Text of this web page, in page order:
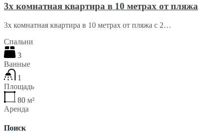
3х комнатная квартира в 10 метрах от пляжа
3х комнатная квартира в 10 метрах от пляжа с 2…
Спальни
3
Ванные
1
Площадь
80 м²
Аренда
Поиск